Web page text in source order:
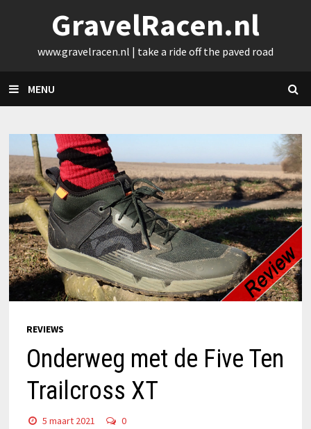
content
GravelRacen.nl
www.gravelracen.nl | take a ride off the paved road
MENU
REVIEWS
Onderweg met de Five Ten
Trailcross XT
5 maart 2021 0